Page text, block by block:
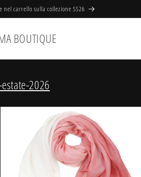
nel carrello sulla collezione SS26
BOUTIQUE
2026